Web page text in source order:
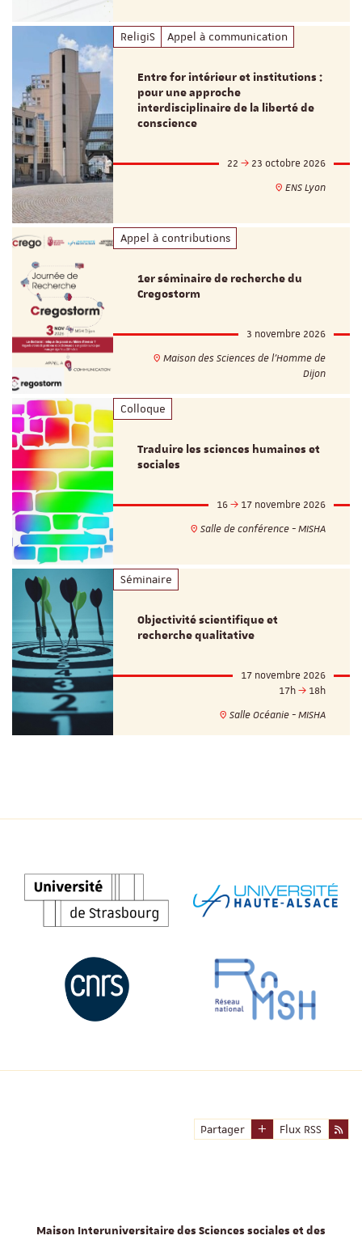
ReligiS Appel à communication
Entre for intérieur et institutions :
pour une approche
interdisciplinaire de la liberté de
conscience
22
23 octobre 2026
ENS Lyon
Appel à contributions
1er séminaire de recherche du
Cregostorm
3 novembre 2026
Maison des Sciences de l'Homme de
Dijon
Colloque
Traduire les sciences humaines et
sociales
16
17 novembre 2026
Salle de conférence - MISHA
Séminaire
Objectivité scientifique et
recherche qualitative
17 novembre 2026
17h
18h
Salle Océanie - MISHA
Partager Flux RSS
Maison Interuniversitaire des Sciences sociales et des